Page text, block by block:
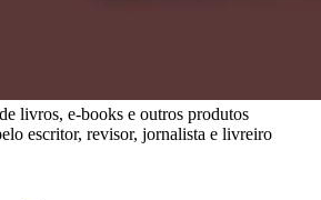
livros, e-books e outros produtos
escritor, revisor, jornalista e livreiro